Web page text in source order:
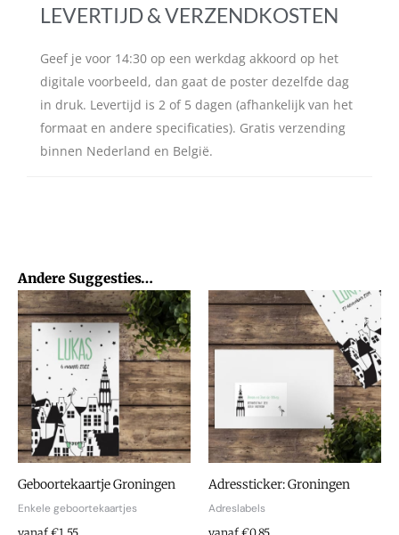
LEVERTIJD & VERZENDKOSTEN
Geef je voor 14:30 op een werkdag akkoord op het
digitale voorbeeld, dan gaat de poster dezelfde dag
in druk. Levertijd is 2 of 5 dagen (afhankelijk van het
formaat en andere specificaties). Gratis verzending
binnen Nederland en België.
Andere Suggesties…
Geboortekaartje Groningen
Enkele geboortekaartjes
Adressticker: Groningen
Adreslabels